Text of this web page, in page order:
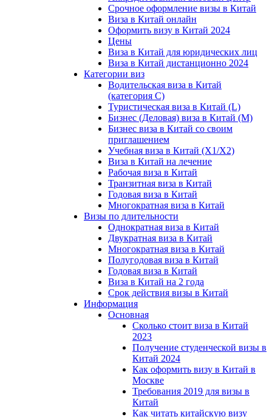
Срочное оформление визы в Китай
Виза в Китай онлайн
Оформить визу в Китай 2024
Цены
Виза в Китай для юридических лиц
Виза в Китай дистанционно 2024
Категории виз
Водительская виза в Китай
(категория С)
Туристическая виза в Китай (L)
Бизнес (Деловая) виза в Китай (M)
Бизнес виза в Китай со своим
приглашением
Учебная виза в Китай (X1/X2)
Виза в Китай на лечение
Рабочая виза в Китай
Транзитная виза в Китай
Годовая виза в Китай
Многократная виза в Китай
Визы по длительности
Однократная виза в Китай
Двукратная виза в Китай
Многократная виза в Китай
Полугодовая виза в Китай
Годовая виза в Китай
Виза в Китай на 2 года
Срок действия визы в Китай
Информация
Основная
Сколько стоит виза в Китай
2023
Получение студенческой визы в
Китай 2024
Как оформить визу в Китай в
Москве
Требования 2019 для визы в
Китай
Как читать китайскую визу